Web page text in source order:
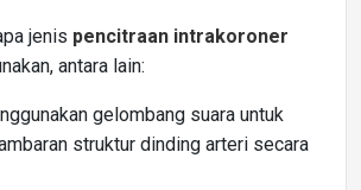
jenis pencitraan intrakoroner
antara lain:
gelombang suara untuk
struktur dinding arteri secara